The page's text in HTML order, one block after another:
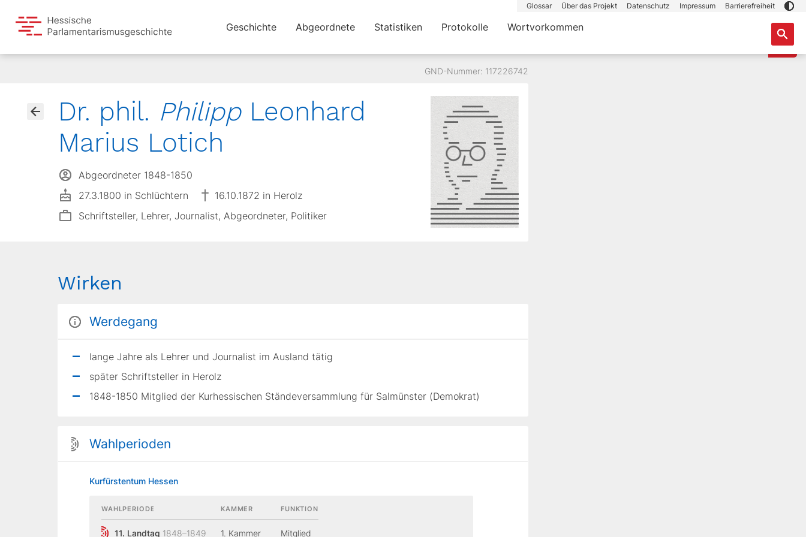
Glossar Über das Projekt Datenschutz Impressum Barrierefreiheit
Geschichte Abgeordnete Statistiken Protokolle Wortvorkommen
GND-Nummer: 117226742
Dr. phil. PhilippLeonhard
Marius Lotich
Abgeordneter 1848-1850
27.3.1800 in Schlüchtern
16.10.1872 in Herolz
Schriftsteller, Lehrer, Journalist, Abgeordneter, Politiker
Wirken
Werdegang
lange Jahre als Lehrer und Journalist im Ausland tätig
später Schriftsteller in Herolz
1848-1850 Mitglied der Kurhessischen Ständeversammlung für Salmünster (Demokrat)
Wahlperioden
Kurfürstentum Hessen
WAHLPERIODE
11. Landtag 1848–1849
KAMMER
1. Kammer
FUNKTION
Mitglied